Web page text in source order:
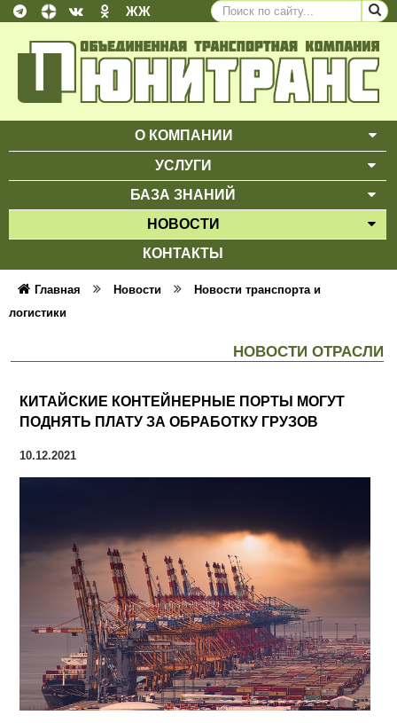
ЖЖ
О КОМПАНИИ
УСЛУГИ
БАЗА ЗНАНИЙ
НОВОСТИ
КОНТАКТЫ
Главная Новости
Новости транспорта и
логистики
НОВОСТИ ОТРАСЛИ
КИТАЙСКИЕ КОНТЕЙНЕРНЫЕ ПОРТЫ МОГУТ
ПОДНЯТЬ ПЛАТУ ЗА ОБРАБОТКУ ГРУЗОВ
10.12.2021